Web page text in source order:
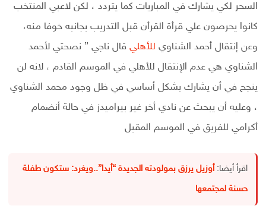
السحر لكي يشارك في المباريات كما يتردد ، لكن لاعبي المنتخب
كانوا يحرصون علي قرأة القرأن قبل التدريب بجانبه خوفا منه،
وعن إنتقال أحمد الشناوي للأهلي قال ناجي ” نصحتي لأحمد
الشناوي هي عدم الإنتقال للأهلي في الموسم القادم ، لانه لن
ينجح في أن يشارك بشكل أساسي في ظل وجود محمد الشناوي
، وعليه أن يبحث عن نادي أخر غير بيراميدز في حالة أنضمام
أكرامي للفريق في الموسم المقبل
اقرأ أيضا: أوزيل يرزق بمولودته الجديدة “أيدا”..ويغرد: ستكون طفلة
حسنة لمجتمعها